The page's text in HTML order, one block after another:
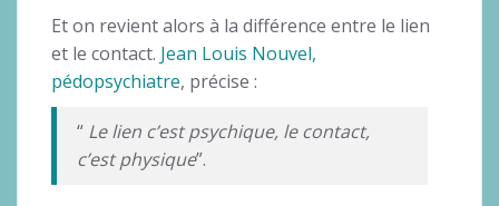
Et on revient alors à la différence entre le lien
et le contact. Jean Louis Nouvel,
pédopsychiatre, précise :
“ Le lien c’est psychique, le contact,
c’est physique”.